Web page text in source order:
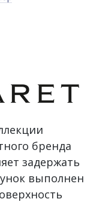
бренда
задержать
выполнен